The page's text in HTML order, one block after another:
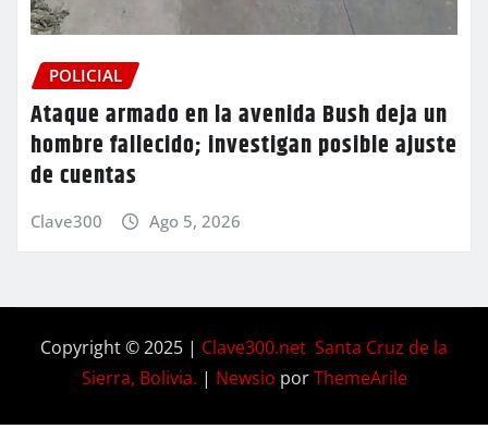
POLICIAL
Ataque armado en la avenida Bush deja un
hombre fallecido; investigan posible ajuste
de cuentas
Clave300 Ago 5, 2026
Copyright © 2025 | Clave300.net Santa Cruz de la
Sierra, Bolivia. | Newsio porThemeArile